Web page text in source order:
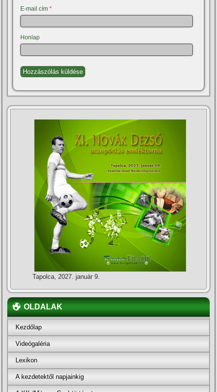
E-mail cím*
Honlap
Tapolca, 2027. január 9.
OLDALAK
Kezdőlap
Videógaléria
Lexikon
A kezdetektől napjainkig